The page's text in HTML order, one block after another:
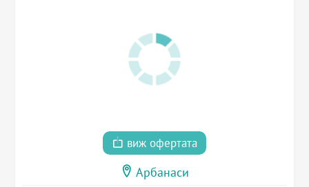
виж офертата
Арбанаси